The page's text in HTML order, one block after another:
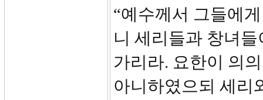
“예수께서 그들에
니 세리들과 창녀
가리라. 요한이 의
아니하였으되 세리